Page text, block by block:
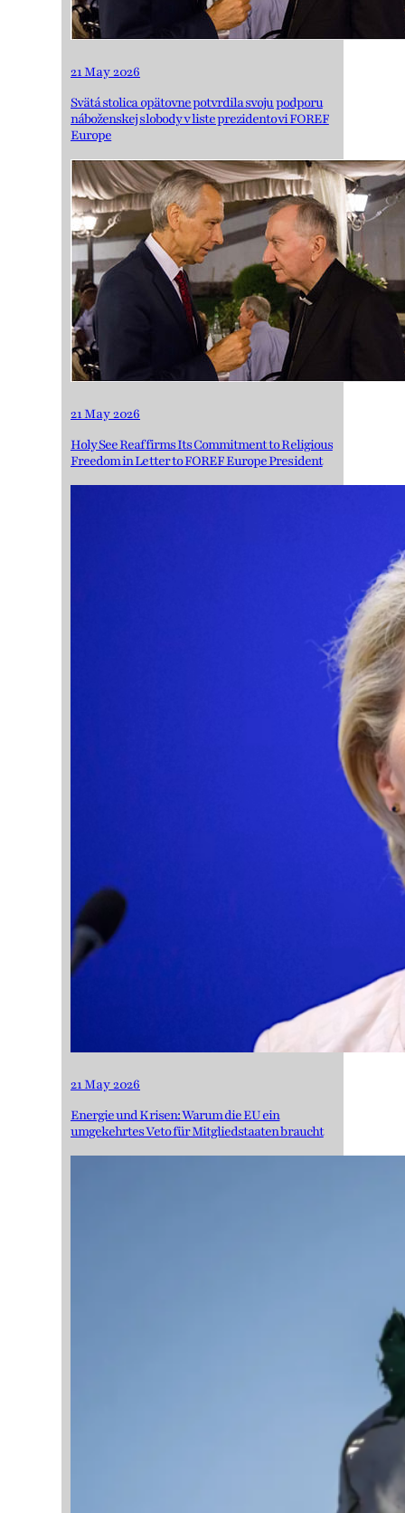
21 May 2026
Svätá stolica opätovne potvrdila svoju podporu
náboženskej slobody v liste prezidentovi FOREF
Europe
21 May 2026
Holy See Reaffirms Its Commitment to Religious
Freedom in Letter to FOREF Europe President
21 May 2026
Energie und Krisen: Warum die EU ein
umgekehrtes Veto für Mitgliedstaaten braucht